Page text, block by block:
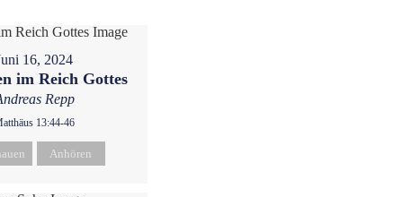
16, 2024
im Reich Gottes
Repp
13:44-46
Anhören